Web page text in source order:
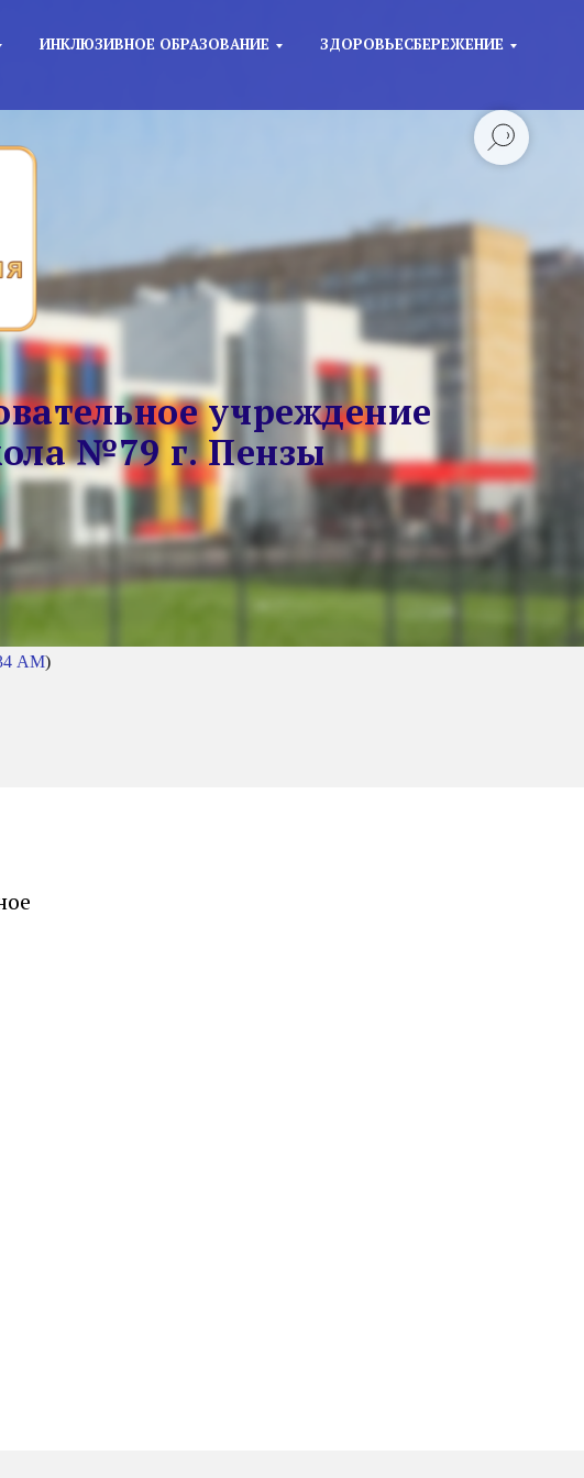
ИНКЛЮЗИВНОЕ ОБРАЗОВАНИЕ
ЗДОРОВЬЕСБЕРЕЖЕНИЕ
учреждение
№79 г. Пензы
AM)